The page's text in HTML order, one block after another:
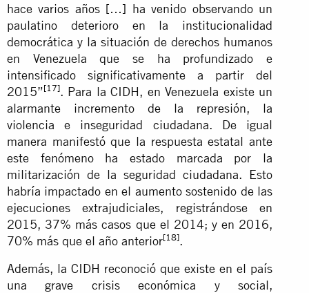
hace varios años […] ha venido observando un
paulatino deterioro en la institucionalidad
democrática y la situación de derechos humanos
en Venezuela que se ha profundizado e
intensificado significativamente a partir del
2015”[17]. Para la CIDH, en Venezuela existe un
alarmante incremento de la represión, la
violencia e inseguridad ciudadana. De igual
manera manifestó que la respuesta estatal ante
este fenómeno ha estado marcada por la
militarización de la seguridad ciudadana. Esto
habría impactado en el aumento sostenido de las
ejecuciones extrajudiciales, registrándose en
2015, 37% más casos que el 2014; y en 2016,
70% más que el año anterior[18].
Además, la CIDH reconoció que existe en el país
una grave crisis económica y social,